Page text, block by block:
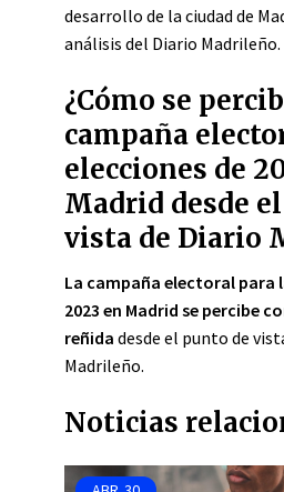
desarrollo de la ciudad de
análisis del Diario Madrileño.
¿Cómo se
campaña
elecciones de
Madrid desde
vista de Diario
La campaña electoral para
2023 en Madrid se percibe
reñida desde el punto de
Madrileño.
Noticias